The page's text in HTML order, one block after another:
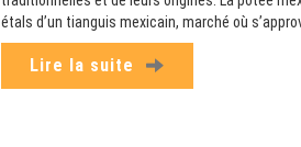
étals d’un tianguis mexicain, marché où
Lire la suite